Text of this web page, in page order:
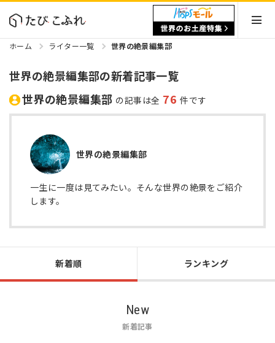
ホーム ライター一覧 世界の絶景編集部
世界の絶景編集部の新着記事一覧
世界の絶景編集部 の記事は全 76 件です
新着順 ランキング
New
新着記事
世界の絶景編集部
一生に一度は見てみたい。そんな世界の絶景をご紹介
します。